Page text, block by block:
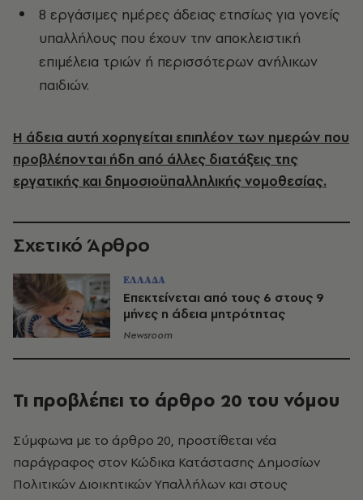
8 εργάσιμες ημέρες άδειας ετησίως για γονείς
υπαλλήλους που έχουν την αποκλειστική
επιμέλεια τριών ή περισσότερων ανήλικων
παιδιών.
Η άδεια αυτή χορηγείται επιπλέον των ημερών που
προβλέπονται ήδη από άλλες διατάξεις της
εργατικής και δημοσιοϋπαλληλικής νομοθεσίας.
Σχετικό Άρθρο
ΕΛΛΑΔΑ
Επεκτείνεται από τους 6 στους 9
μήνες η άδεια μητρότητας
Newsroom
Τι προβλέπει το άρθρο 20 του νόμου
Σύμφωνα με το άρθρο 20, προστίθεται νέα
παράγραφος στον Κώδικα Κατάστασης Δημοσίων
Πολιτικών Διοικητικών Υπαλλήλων και στους